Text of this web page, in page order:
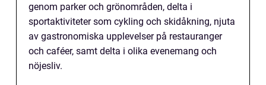
genom parker och grönområden, delta i
sportaktiviteter som cykling och skidåkning, njuta
av gastronomiska upplevelser på restauranger
och caféer, samt delta i olika evenemang och
nöjesliv.